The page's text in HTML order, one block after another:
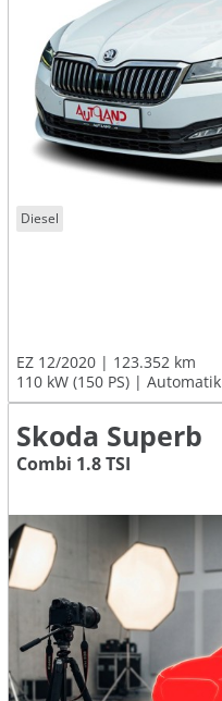
Diesel
EZ 12/2020
123.352 km
110 kW (150 PS)
Automatik
Skoda Superb
Combi 1.8 TSI